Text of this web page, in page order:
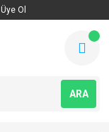
Üye Ol
ARA